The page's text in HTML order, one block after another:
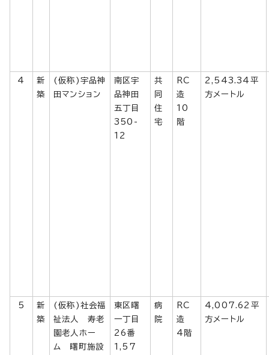
4
新
築
(仮称)宇品神
田マンション
南区宇
品神田
五丁目
350-
12
共
同
住
宅
RC
造
10
階
2,543.34平
方メートル
5
新
築
(仮称)社会福
祉法人 寿老
園老人ホー
ム 曙町施設
東区曙
一丁目
26番
1,57
病
院
RC
造
4階
4,007.62平
方メートル